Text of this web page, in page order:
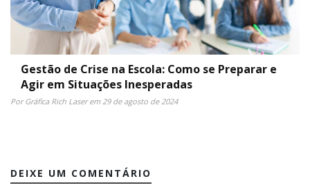
Gestão de Crise na Escola: Como se Preparar e
Agir em Situações Inesperadas
Por Gráfica Rich Laser em 29 de agosto de 2024
DEIXE UM COMENTÁRIO